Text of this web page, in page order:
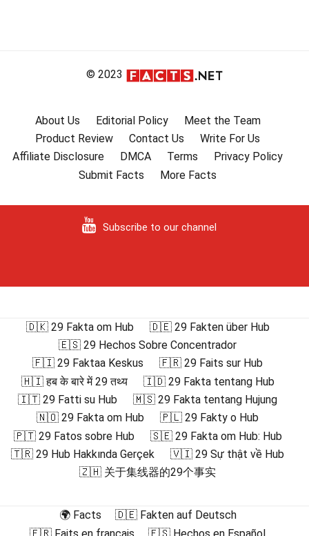
© 2023
About Us Editorial Policy
Meet the Team
Product Review
Contact Us
Write For Us
Affiliate Disclosure
DMCA Terms
Privacy Policy
Submit Facts
More Facts
Subscribe to our channel
🇩🇰 29 Fakta om Hub
🇩🇪 29 Fakten über Hub
🇪🇸 29 Hechos Sobre Concentrador
🇫🇮 29 Faktaa Keskus
🇫🇷 29 Faits sur Hub
🇭🇮 हब के बारे में 29 तथ्य
🇮🇩 29 Fakta tentang Hub
🇮🇹 29 Fatti su Hub
🇲🇸 29 Fakta tentang Hujung
🇳🇴 29 Fakta om Hub
🇵🇱 29 Fakty o Hub
🇵🇹 29 Fatos sobre Hub
🇸🇪 29 Fakta om Hub: Hub
🇹🇷 29 Hub Hakkında Gerçek
🇻🇮 29 Sự thật về Hub
🇿🇭 关于集线器的29个事实
🌍 Facts
🇩🇪 Fakten auf Deutsch